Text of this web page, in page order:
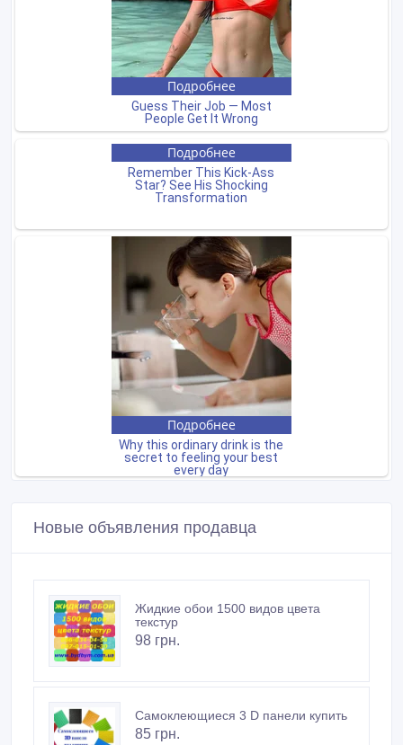
Новые объявления продавца
Жидкие обои 1500 видов цвета
текстур
98 грн.
Самоклеющиеся 3 D панели купить
85 грн.